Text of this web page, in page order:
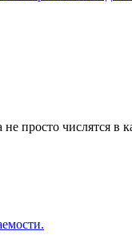
просто числятся в